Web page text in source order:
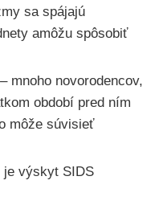
sa spájajú
amôžu spôsobiť
– mnoho novorodencov,
období pred ním
môže súvisieť
výskyt SIDS